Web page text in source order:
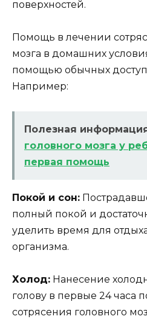
поверхностей.
Помощь в лечении
мозга в домашних
помощью обычных
Например:
Полезная
головного мозга у
первая помощь
Покой и сон:
полный покой и
уделить время для
организма.
Холод: Нанесение
голову в первые 24 часа
сотрясения головного